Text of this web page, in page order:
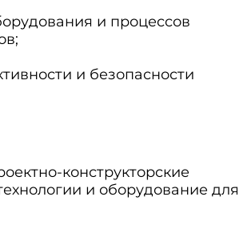
и процессов
и безопасности
конструкторские
и оборудование для